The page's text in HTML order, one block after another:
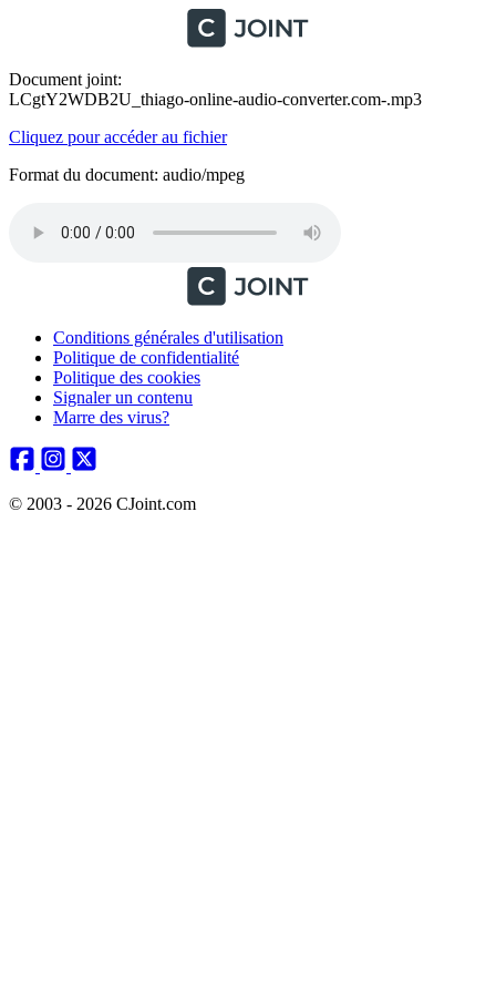
Document joint:
LCgtY2WDB2U_thiago-online-audio-converter.com-.mp3
Cliquez pour accéder au fichier
Format du document: audio/mpeg
Conditions générales d'utilisation
Politique de confidentialité
Politique des cookies
Signaler un contenu
Marre des virus?
© 2003 - 2026 CJoint.com